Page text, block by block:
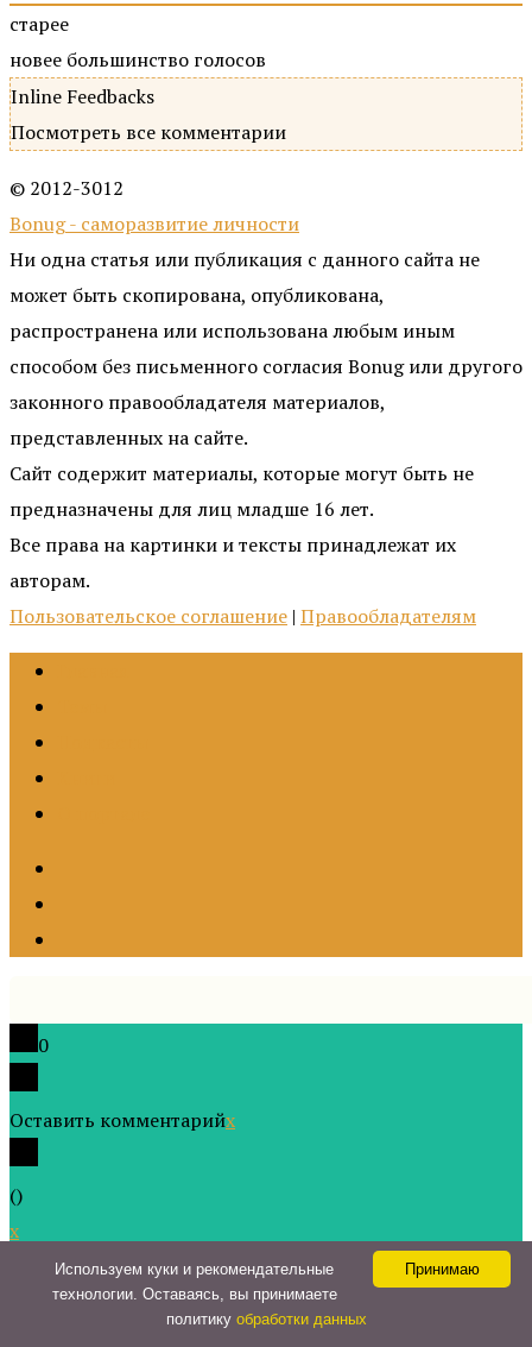
старее
новее большинство голосов
Inline Feedbacks
Посмотреть все комментарии
© 2012-3012
Bonug - саморазвитие личности
Ни одна статья или публикация с данного сайта не
может быть скопирована, опубликована,
распространена или использована любым иным
способом без письменного согласия Bonug или другого
законного правообладателя материалов,
представленных на сайте.
Сайт содержит материалы, которые могут быть не
предназначены для лиц младше 16 лет.
Все права на картинки и тексты принадлежат их
авторам.
Пользовательское соглашение | Правообладателям
0
Оставить комментарийx
()
x
Ответить
Insert
Принимаю
Используем куки и рекомендательные
технологии. Оставаясь, вы принимаете
политику обработки данных